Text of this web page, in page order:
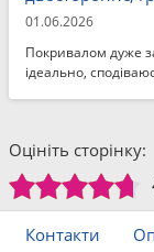
01.06.2026
Покривалом дуже
ідеально,
Оцініть сторінку:
Контакти